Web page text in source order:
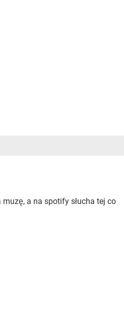
a na spotify słucha tej co